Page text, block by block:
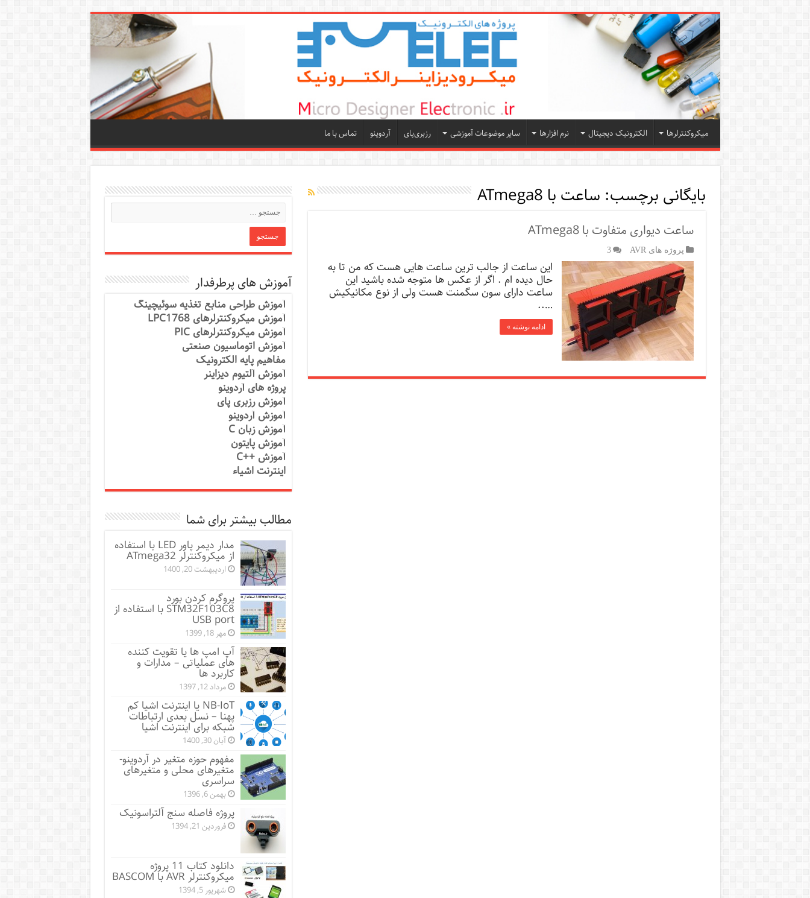
میکروکنترلرها الکترونیک دیجیتال نرم افزارها سایر موضوعات آموزشی رزبری‌پای آردوینو تماس با ما
بایگانی برچسب: ساعت با ATmega8
ساعت دیواری متفاوت با ATmega8
پروژه های AVR 3
این ساعت از جالب ترین ساعت هایی هست که من تا به
حال دیده ام . اگر از عکس ها متوجه شده باشید این
ساعت دارای سون سگمنت هست ولی از نوع مکانیکیش
…..
ادامه نوشته »
آموزش های پرطرفدار
آموزش طراحی منابع تغذیه سوئیچینگ
آموزش میکروکنترلرهای LPC1768
آموزش میکروکنترلرهای PIC
آموزش اتوماسیون صنعتی
مفاهیم پایه الکترونیک
آموزش آلتیوم دیزاینر
پروژه های آردوینو
آموزش رزبری پای
آموزش آردوینو
آموزش زبان C
آموزش پایتون
آموزش ++C
اینترنت اشیاء
مطالب بیشتر برای شما
مدار دیمر پاور LED با استفاده
از میکروکنترلر ATmega32
اردیبهشت 20, 1400
پروگرم کردن بورد
STM32F103C8 با استفاده از
USB port
مهر 18, 1399
آپ امپ ها یا تقویت کننده
های عملیاتی – مدارات و
کاربرد ها
مرداد 12, 1397
NB-IoT یا اینترنت اشیا کم
پهنا – نسل بعدی ارتباطات
شبکه برای اینترنت اشیا
آبان 30, 1400
مفهوم حوزه متغیر در آردوینو-
متغیرهای محلی و متغیرهای
سراسری
بهمن 6, 1396
پروژه فاصله سنج آلتراسونیک
فروردین 21, 1394
دانلود کتاب 11 پروژه
میکروکنترلر AVR با BASCOM
شهریور 5, 1394